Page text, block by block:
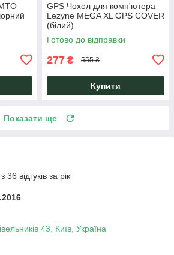
GPS Чохол для комп'ютера
Lezyne MEGA XL GPS COVER
(білий)
Готово до відправки
277 ₴ 555 ₴
Купити
Показати ще
відгуків за рік
43, Київ, Україна